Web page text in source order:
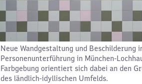
Neue Wandgestaltung und Beschilderung
Personenunterführung in München-
Farbgebung orientiert sich dabei an den
des ländlich-idyllischen Umfelds.